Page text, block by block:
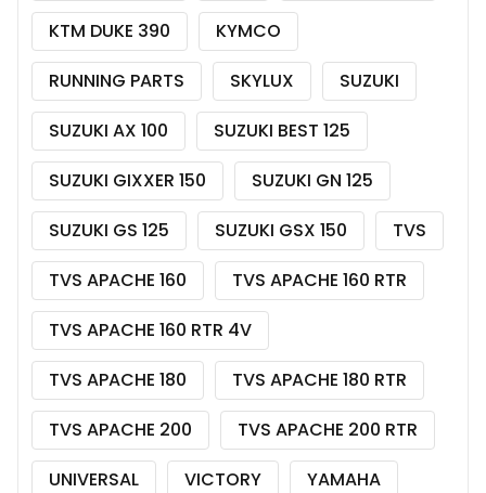
KTM DUKE 390
KYMCO
RUNNING PARTS
SKYLUX
SUZUKI
SUZUKI AX 100
SUZUKI BEST 125
SUZUKI GIXXER 150
SUZUKI GN 125
SUZUKI GS 125
SUZUKI GSX 150
TVS
TVS APACHE 160
TVS APACHE 160 RTR
TVS APACHE 160 RTR 4V
TVS APACHE 180
TVS APACHE 180 RTR
TVS APACHE 200
TVS APACHE 200 RTR
UNIVERSAL
VICTORY
YAMAHA